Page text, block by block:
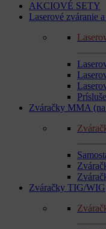
AKCIOVÉ SETY
Laserové zváranie
Zváračky MMA
Zváračky TIG/WIG